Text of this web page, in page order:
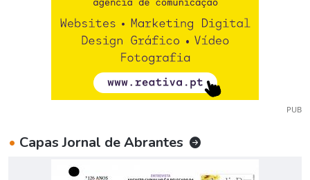
PUB
• Capas Jornal de Abrantes